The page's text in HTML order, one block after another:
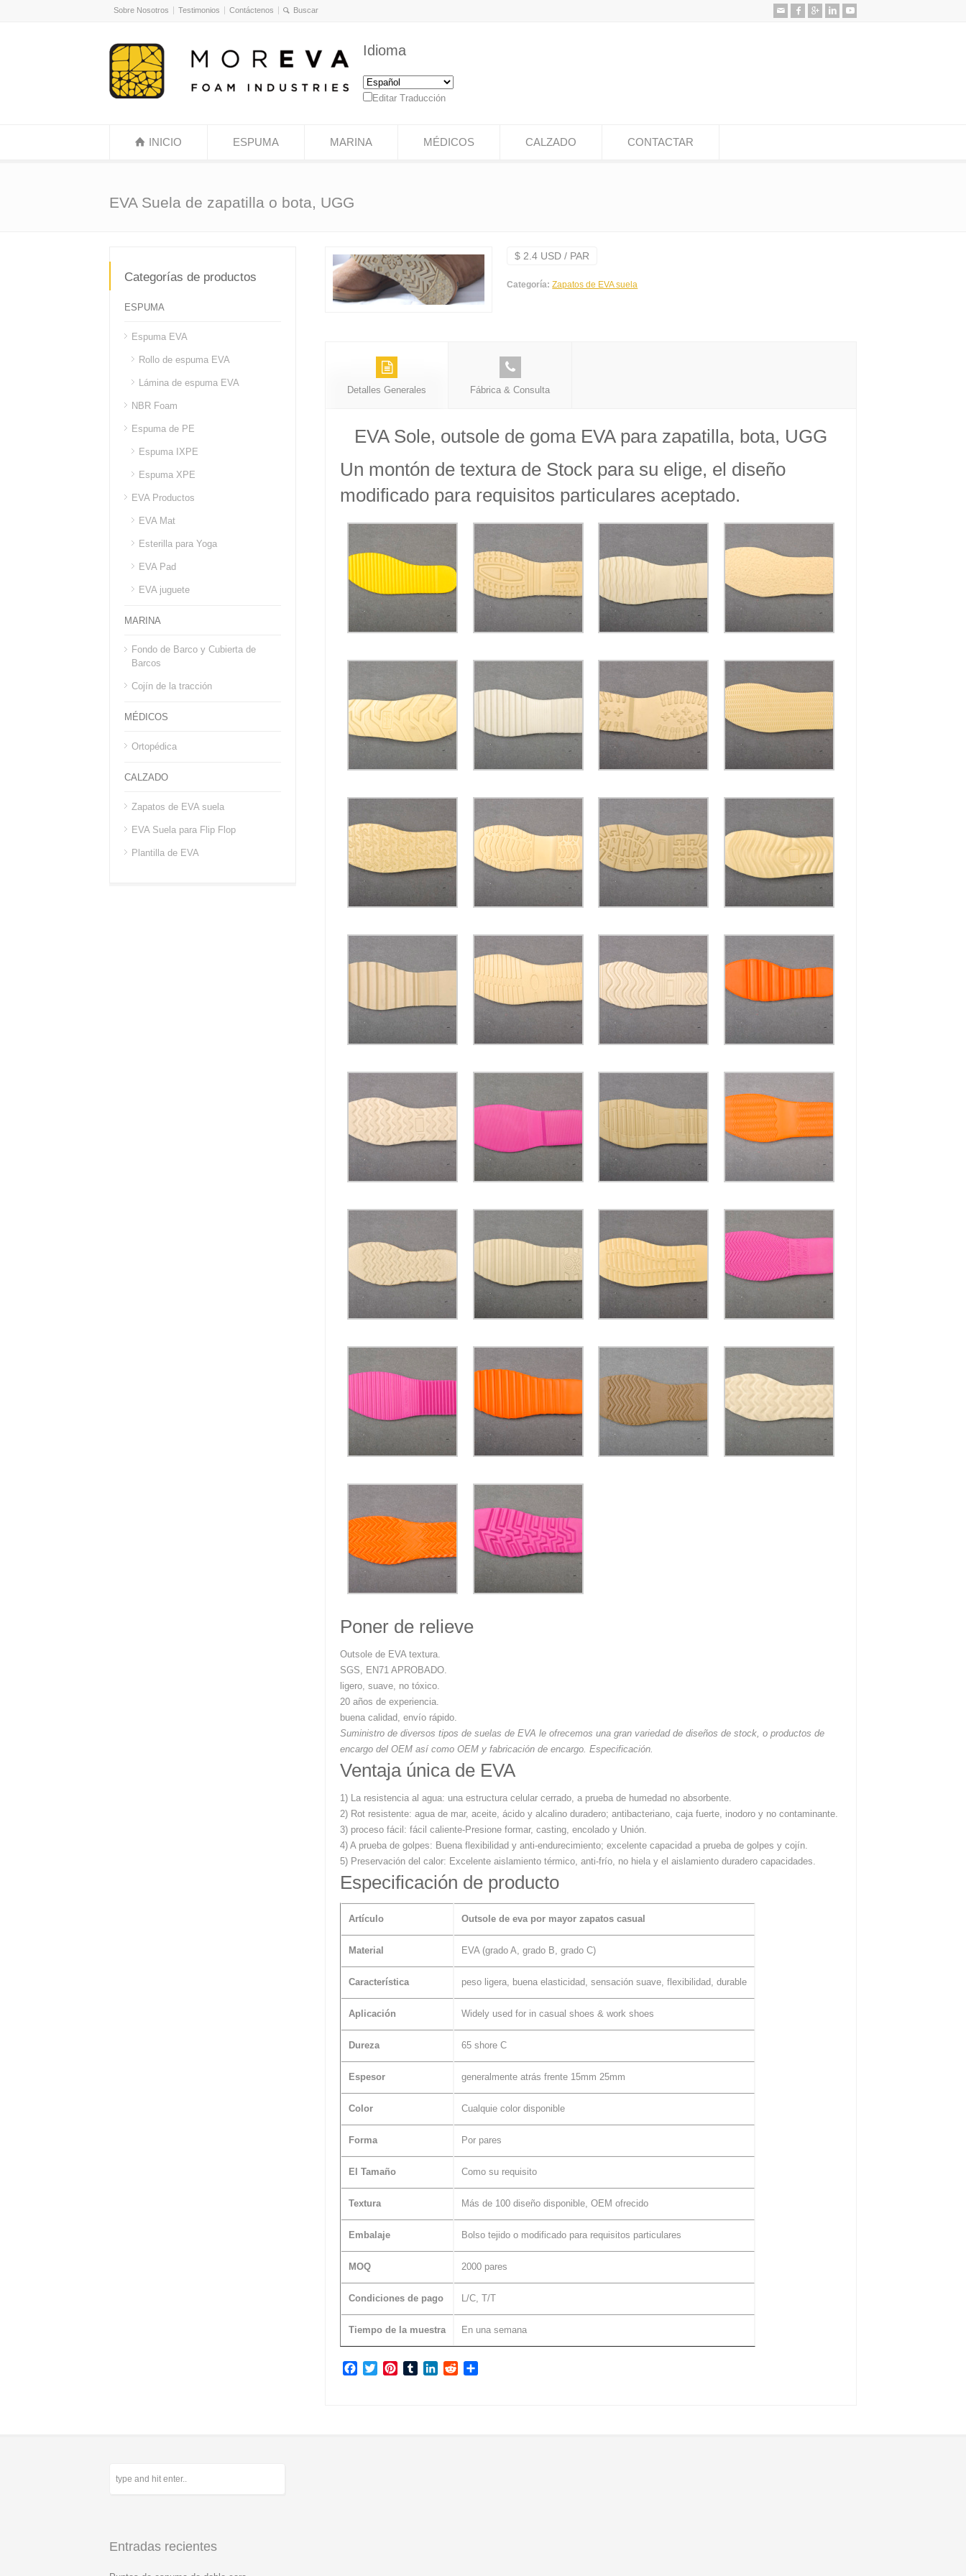
Sobre Nosotros Testimonios Contáctenos
Idioma
Editar Traducción
INICIO ESPUMA MARINA MÉDICOS CALZADO CONTACTAR
EVA Suela de zapatilla o bota, UGG
$ 2.4 USD / PAR
Categoría: Zapatos de EVA suela
Detalles Generales Fábrica & Consulta
EVA Sole, outsole de goma EVA para zapatilla, bota, UGG
Un montón de textura de Stock para su elige, el diseño
modificado para requisitos particulares aceptado.
Poner de relieve
Outsole de EVA textura.
SGS, EN71 APROBADO.
ligero, suave, no tóxico.
20 años de experiencia.
buena calidad, envío rápido.
Suministro de diversos tipos de suelas de EVA le ofrecemos una gran variedad de diseños de stock, o productos de
encargo del OEM así como OEM y fabricación de encargo. Especificación.
Ventaja única de EVA
1) La resistencia al agua: una estructura celular cerrado, a prueba de humedad no absorbente.
2) Rot resistente: agua de mar, aceite, ácido y alcalino duradero; antibacteriano, caja fuerte, inodoro y no contaminante.
3) proceso fácil: fácil caliente-Presione formar, casting, encolado y Unión.
4) A prueba de golpes: Buena flexibilidad y anti-endurecimiento; excelente capacidad a prueba de golpes y cojín.
5) Preservación del calor: Excelente aislamiento térmico, anti-frío, no hiela y el aislamiento duradero capacidades.
Especificación de producto
Artículo Outsole de eva por mayor zapatos casual
Material EVA (grado A, grado B, grado C)
Característica peso ligera, buena elasticidad, sensación suave, flexibilidad, durable
Aplicación Widely used for in casual shoes & work shoes
Dureza 65 shore C
Espesor generalmente atrás frente 15mm 25mm
Color Cualquie color disponible
Forma Por pares
El Tamaño Como su requisito
Textura Más de 100 diseño disponible, OEM ofrecido
Embalaje Bolso tejido o modificado para requisitos particulares
MOQ 2000 pares
Condiciones de pago L/C, T/T
Tiempo de la muestra En una semana
Facebook
TwitterPinterestTumblrLinkedInReddit
Categorías de productos
ESPUMA
Espuma EVA
Rollo de espuma EVA
Lámina de espuma EVA
NBR Foam
Espuma de PE
Espuma IXPE
Espuma XPE
EVA Productos
EVA Mat
Esterilla para Yoga
EVA Pad
EVA juguete
MARINA
Fondo de Barco y Cubierta de
Barcos
Cojín de la tracción
MÉDICOS
Ortopédica
CALZADO
Zapatos de EVA suela
EVA Suela para Flip Flop
Plantilla de EVA
Entradas recientes